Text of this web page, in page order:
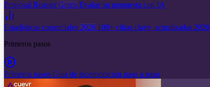
Proposal RoasterGratis Evalue su propuesta con IA
Estadisticas comerciales 2026 100+ cifras clave, actualizadas 2026
Primeros pasos
Primeros pasos Guia de incorporacion paso a paso